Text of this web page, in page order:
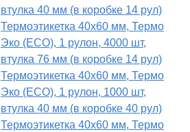
втулка 40 мм (в коробке 14 рул)
Термоэтикетка 40х60 мм, Термо
Эко (ECO), 1 рулон, 4000 шт,
втулка 76 мм (в коробке 14 рул)
Термоэтикетка 40х60 мм, Термо
Эко (ECO), 1 рулон, 1000 шт,
втулка 40 мм (в коробке 40 рул)
Термоэтикетка 40х60 мм, Термо